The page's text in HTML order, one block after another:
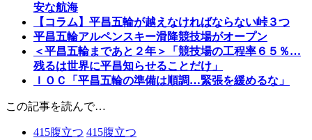
安な航海
【コラム】平昌五輪が越えなければならない峠３つ
平昌五輪アルペンスキー滑降競技場がオープン
＜平昌五輪まであと２年＞「競技場の工程率６５％…
残るは世界に平昌知らせることだけ」
ＩＯＣ「平昌五輪の準備は順調…緊張を緩めるな」
この記事を読んで…
415腹立つ 415腹立つ